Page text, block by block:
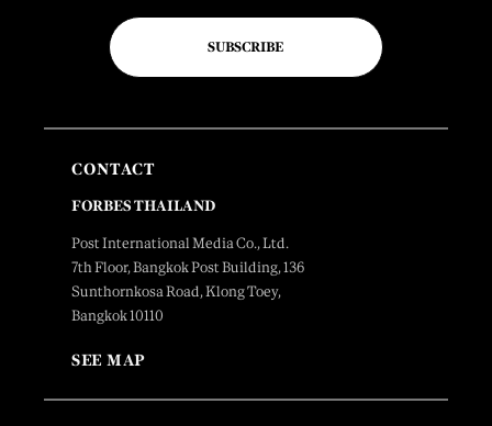
SUBSCRIBE
CONTACT
FORBES THAILAND
Post International Media Co., Ltd.
7th Floor, Bangkok Post Building, 136
Sunthornkosa Road, Klong Toey,
Bangkok 10110
SEE MAP